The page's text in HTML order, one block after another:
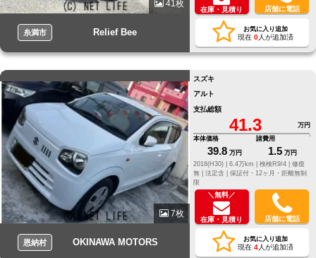
41枚
糸満市 Relief Bee
在庫・見積り 店舗に電話
お気に入り追加
現在 0人が追加済
7枚
恩納村 OKINAWA MOTORS
スズキ
アルト
支払総額
41.3
万円
本体価格
39.8 万円
諸費用
1.5 万円
2018(H30) |
6.4万km | 検検R9/4 | 修復
無 | 法定含 | 保証付・12ヶ月・距離無制
限
＼無料／
在庫・見積り 店舗に電話
お気に入り追加
現在 4人が追加済